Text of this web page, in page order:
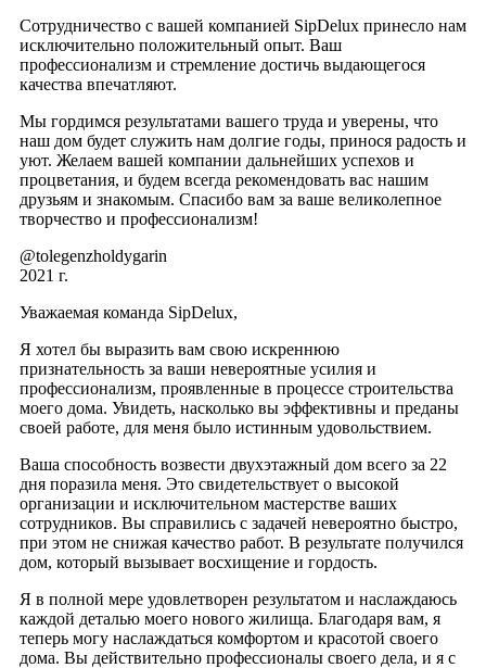
Сотрудничество с вашей компанией SipDelux принесло нам
исключительно положительный опыт. Ваш
профессионализм и стремление достичь выдающегося
качества впечатляют.
Мы гордимся результатами вашего труда и уверены, что
наш дом будет служить нам долгие годы, принося радость и
уют. Желаем вашей компании дальнейших успехов и
процветания, и будем всегда рекомендовать вас нашим
друзьям и знакомым. Спасибо вам за ваше великолепное
творчество и профессионализм!
@tolegenzholdygarin
2021 г.
Уважаемая команда SipDelux,
Я хотел бы выразить вам свою искреннюю
признательность за ваши невероятные усилия и
профессионализм, проявленные в процессе строительства
моего дома. Увидеть, насколько вы эффективны и преданы
своей работе, для меня было истинным удовольствием.
Ваша способность возвести двухэтажный дом всего за 22
дня поразила меня. Это свидетельствует о высокой
организации и исключительном мастерстве ваших
сотрудников. Вы справились с задачей невероятно быстро,
при этом не снижая качество работ. В результате получился
дом, который вызывает восхищение и гордость.
Я в полной мере удовлетворен результатом и наслаждаюсь
каждой деталью моего нового жилища. Благодаря вам, я
теперь могу наслаждаться комфортом и красотой своего
дома. Вы действительно профессионалы своего дела, и я с